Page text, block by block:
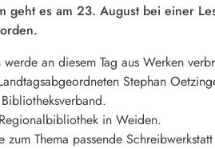
geht es am 23. August bei einer
an diesem Tag aus Werken
Stephan
in Weiden.
Thema passende